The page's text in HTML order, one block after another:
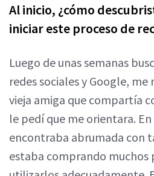
Al inicio, ¿cómo
iniciar este proceso de
Luego de unas semanas
redes sociales y Google,
vieja amiga que compartía
le pedí que me orientara.
encontraba abrumada con
estaba comprando muchos